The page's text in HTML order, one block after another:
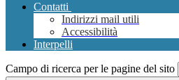
Contatti
Indirizzi mail utili
Accessibilità
Interpelli
Campo di ricerca per le pagine del sito